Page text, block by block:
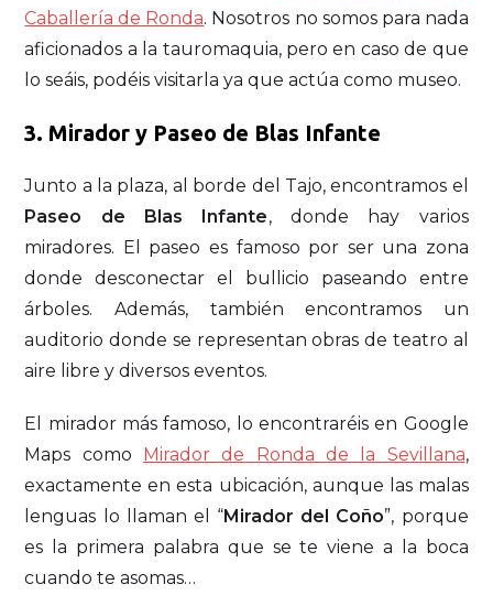
Caballería de Ronda. Nosotros no somos para nada
aficionados a la tauromaquia, pero en caso de que
lo seáis, podéis visitarla ya que actúa como museo.
3. Mirador y Paseo de Blas Infante
Junto a la plaza, al borde del Tajo, encontramos el
Paseo de Blas Infante, donde hay varios
miradores. El paseo es famoso por ser una zona
donde desconectar el bullicio paseando entre
árboles. Además, también encontramos un
auditorio donde se representan obras de teatro al
aire libre y diversos eventos.
El mirador más famoso, lo encontraréis en Google
Maps como
Mirador de Ronda de la Sevillana,
exactamente en esta ubicación, aunque las malas
lenguas lo llaman el “Mirador del Coño”, porque
es la primera palabra que se te viene a la boca
cuando te asomas…